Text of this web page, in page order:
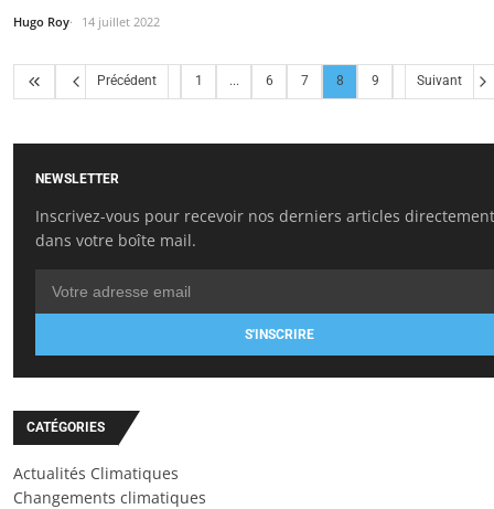
Hugo Roy 14 juillet 2022
Précédent 1 ... 6 7 8 9 Suivant
NEWSLETTER
Inscrivez-vous pour recevoir nos derniers articles directement
dans votre boîte mail.
S'INSCRIRE
CATÉGORIES
Actualités Climatiques
Changements climatiques